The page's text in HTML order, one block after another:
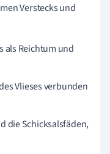
Verstecks und
als Reichtum und
Vlieses verbunden
die Schicksalsfäden,